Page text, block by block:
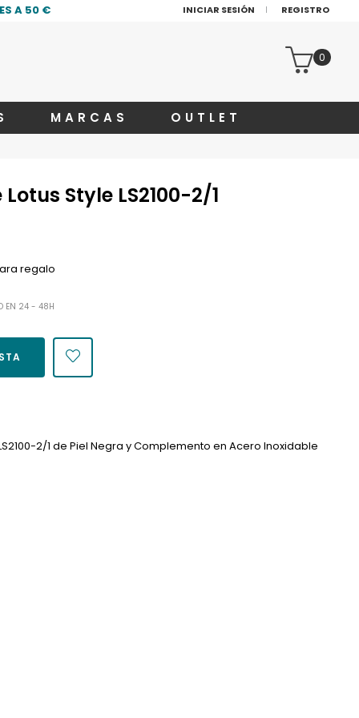
A 50 € INICIAR SESIÓN REGISTRO
0
MARCAS OUTLET
Style LS2100-2/1
regalo
EN 24 - 48H
2/1 de Piel Negra y Complemento en Acero Inoxidable